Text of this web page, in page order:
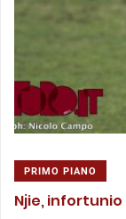
PRIMO PIANO
Njie, infortunio